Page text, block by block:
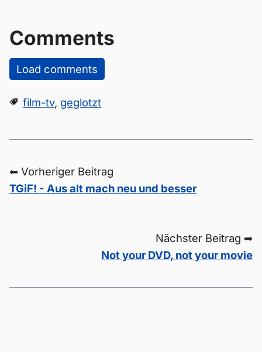
Comments
Load comments
film-tv, geglotzt
⬅ Vorheriger Beitrag
TGiF! - Aus alt mach neu und besser
Nächster Beitrag ➡
Not your DVD, not your movie